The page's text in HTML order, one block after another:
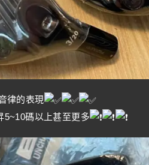
律的表現
5~10碼以上甚至更多